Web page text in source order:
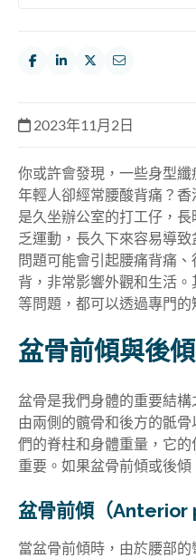
2023年11月2日
你或許會發現，一些身型
年輕人卻經常腰酸背痛？
是久坐辦公室的打工仔，
乏運動，長久下來容易導
問題可能會引起腰痛背痛
背，非常影響外觀和生活
等問題，都可以透過專門的
盆骨前傾與後
盆骨是我們身體的重要結
由兩側的髖骨和後方的骶
們的脊柱和身體重量，它
重要。如果盆骨前傾或後傾
盆骨前傾（Anterior
當盆骨前傾時，由於腰部